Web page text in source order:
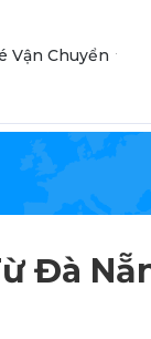
Vận Chuyển
Đà